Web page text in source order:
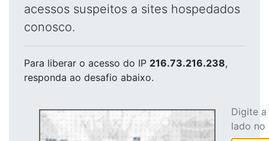
acessos suspeitos a sites hospedados
conosco.
Para liberar o acesso do IP 216.73.216.238,
responda ao desafio abaixo.
Digite
lado no